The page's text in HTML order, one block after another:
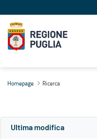
Homepage Ricerca
Ultima modifica